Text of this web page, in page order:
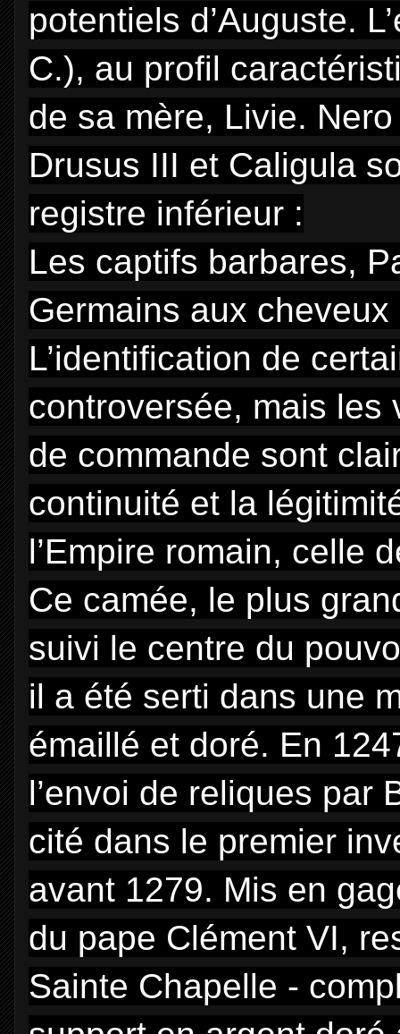
potentiels d’Auguste.
C.), au profil
de sa mère, Livie.
Drusus III et Caligula
registre inférieur :
Les captifs barbares,
Germains aux cheveux
L’identification de
controversée, mais
de commande sont
continuité et la
l’Empire romain, celle
Ce camée, le plus
suivi le centre du
il a été serti dans une
émaillé et doré. En
l’envoi de reliques par
cité dans le premier
avant 1279. Mis en
du pape Clément VI,
Sainte Chapelle -